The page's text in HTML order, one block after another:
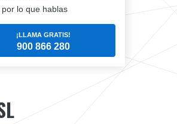
por lo que hablas
¡LLAMA GRATIS!
900 866 280